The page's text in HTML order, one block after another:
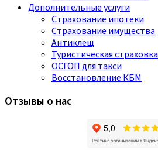
Дополнительные услуги
Страхование ипотеки
Страхование имущества
Антиклещ
Туристическая страховка
ОСГОП для такси
Восстановление КБМ
Отзывы о нас